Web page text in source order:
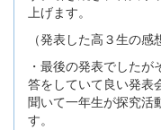
上げます。
（発表した高３生の感
・最後の発表でした
答をしていて良い発表
聞いて一年生が探究活
す。